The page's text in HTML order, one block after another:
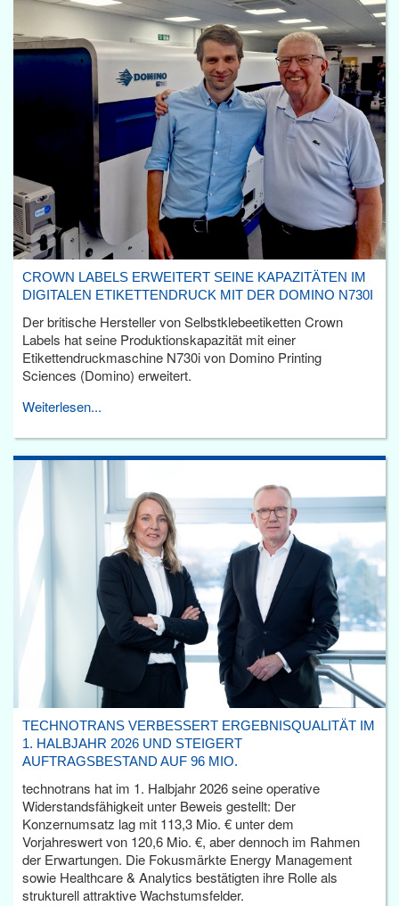
CROWN LABELS ERWEITERT SEINE KAPAZITÄTEN IM
DIGITALEN ETIKETTENDRUCK MIT DER DOMINO N730I
Der britische Hersteller von Selbstklebeetiketten Crown
Labels hat seine Produktionskapazität mit einer
Etikettendruckmaschine N730i von Domino Printing
Sciences (Domino) erweitert.
Weiterlesen...
TECHNOTRANS VERBESSERT ERGEBNISQUALITÄT IM
1. HALBJAHR 2026 UND STEIGERT
AUFTRAGSBESTAND AUF 96 MIO.
technotrans hat im 1. Halbjahr 2026 seine operative
Widerstandsfähigkeit unter Beweis gestellt: Der
Konzernumsatz lag mit 113,3 Mio. € unter dem
Vorjahreswert von 120,6 Mio. €, aber dennoch im Rahmen
der Erwartungen. Die Fokusmärkte Energy Management
sowie Healthcare & Analytics bestätigten ihre Rolle als
strukturell attraktive Wachstumsfelder.